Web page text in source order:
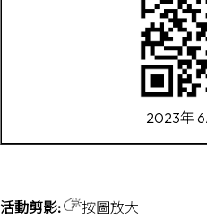
2023年
活動剪影: 按圖放大